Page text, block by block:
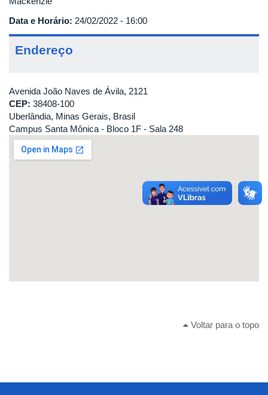
Data e Horário: 24/02/2022 - 16:00
Endereço
Avenida João Naves de Ávila, 2121
CEP: 38408-100
Uberlândia, Minas Gerais, Brasil
Campus Santa Mônica - Bloco 1F - Sala 248
Voltar para o topo